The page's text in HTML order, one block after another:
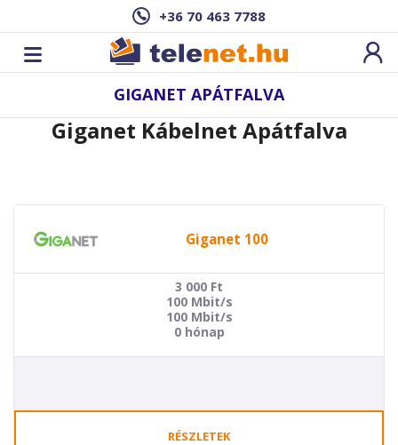
+36 70 463 7788
GIGANET APÁTFALVA
Giganet Kábelnet Apátfalva
Giganet 100
3 000 Ft
100 Mbit/s
100 Mbit/s
0 hónap
RÉSZLETEK